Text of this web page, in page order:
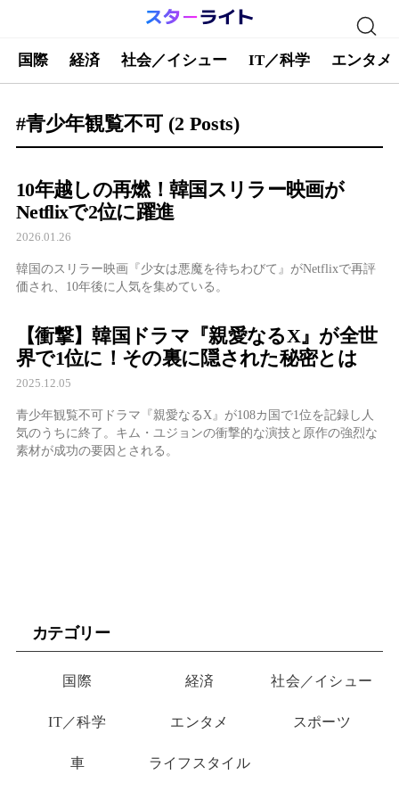
国際 経済 社会／イシュー IT／科学 エンタメ
#青少年観覧不可 (2 Posts)
10年越しの再燃！韓国スリラー映画が
Netflixで2位に躍進
2026.01.26
韓国のスリラー映画『少女は悪魔を待ちわびて』がNetflixで再評
価され、10年後に人気を集めている。
【衝撃】韓国ドラマ『親愛なるX』が全世
界で1位に！その裏に隠された秘密とは
2025.12.05
青少年観覧不可ドラマ『親愛なるX』が108カ国で1位を記録し人
気のうちに終了。キム・ユジョンの衝撃的な演技と原作の強烈な
素材が成功の要因とされる。
カテゴリー
国際 経済 社会／イシュー
IT／科学 エンタメ スポーツ
車 ライフスタイル